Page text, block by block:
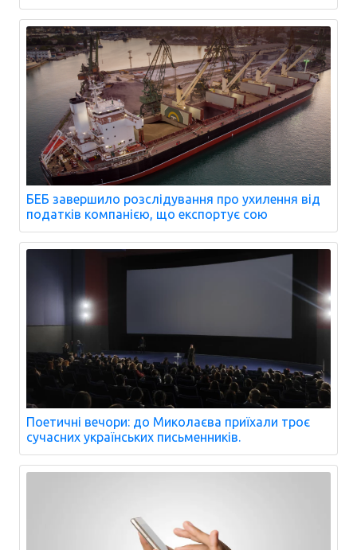
БЕБ завершило розслідування про ухилення від
податків компанією, що експортує сою
Поетичні вечори: до Миколаєва приїхали троє
сучасних українських письменників.